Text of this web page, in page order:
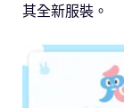
其全新服裝。